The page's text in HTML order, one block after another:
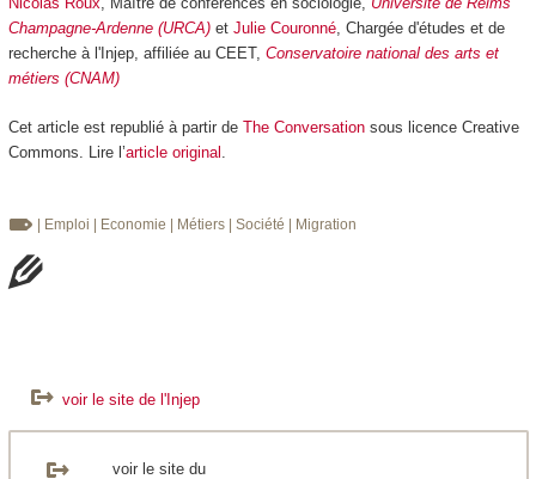
Champagne-Ardenne (URCA)et Julie Couronné, Chargée d'études et de
recherche à l'Injep, affiliée au CEET, Conservatoire national des arts et
métiers (CNAM)
Cet article est republié à partir de The Conversationsous licence Creative
Commons. Lire l’article original
| Emploi | Economie | Métiers | Société | Migration
voir le site de l'Injep
voir le site du